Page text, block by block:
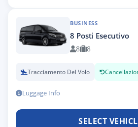
BUSINESS
8 Posti Esecutivo
8 8
Tracciamento Del Volo
Luggage Info
SELECT